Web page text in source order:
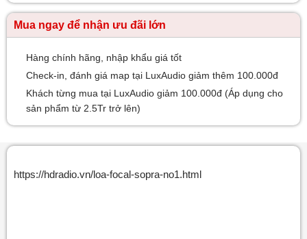
Mua ngay để nhận ưu đãi lớn
Hàng chính hãng, nhập khẩu giá tốt
Check-in, đánh giá map tại LuxAudio giảm thêm 100.000đ
Khách từng mua tại LuxAudio giảm 100.000đ (Áp dụng cho
sản phẩm từ 2.5Tr trở lên)
https://hdradio.vn/loa-focal-sopra-no1.html